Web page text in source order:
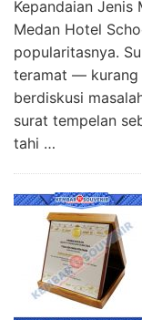
Kepandaian Jenis
Medan Hotel
popularitasnya.
teramat — kurang
berdiskusi
surat tempelan
tahi …